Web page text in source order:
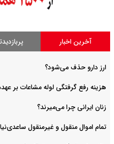
آخرین اخبار
ارز دارو حذف می‌شود؟
هزینه رفع گرفتگی لوله مشاعات بر
زنان ایرانی چرا می‌میرند؟
تمام اموال منقول و غیرمنقول